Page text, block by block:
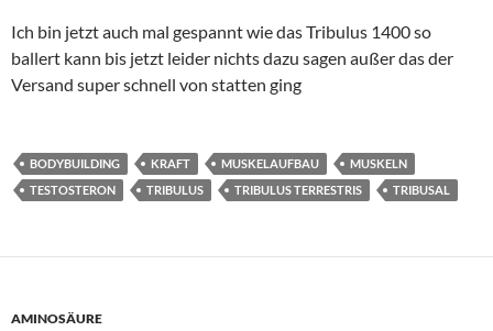
Ich bin jetzt auch mal gespannt wie das Tribulus 1400 so
ballert kann bis jetzt leider nichts dazu sagen außer das der
Versand super schnell von statten ging
BODYBUILDING KRAFT MUSKELAUFBAU
MUSKELN
TESTOSTERON
TRIBULUS TRIBULUS TERRESTRIS TRIBUSAL
AMINOSÄURE